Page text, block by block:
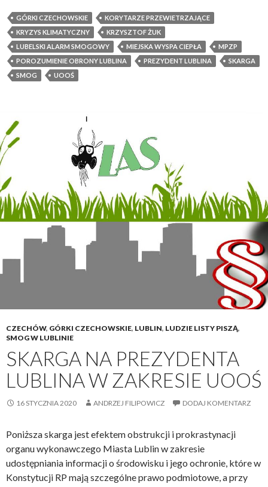
3
7
0
z
g
n
s
t
o
r
e
m
i
ę
t
z
z
r
a
j
Ż
ł
n
i
e
GÓRKI CZECHOWSKIE
KORYTARZE PRZEWIETRZAJĄCE
KRYZYS KLIMATYCZNY
KRZYSZTOF ŻUK
LUBELSKI ALARM SMOGOWY
MIEJSKA WYSPA CIEPŁA
MPZP
POROZUMIENIE OBRONY LUBLINA
PREZYDENT LUBLINA
SKARGA
SMOG
UOOŚ
CZECHÓW, GÓRKI CZECHOWSKIE, LUBLIN, LUDZIE LISTY PISZĄ,
SMOG W LUBLINIE
SKARGA NA PREZYDENTA
LUBLINA W ZAKRESIE UOOŚ
16 STYCZNIA 2020 ANDRZEJ FILIPOWICZ DODAJ KOMENTARZ
Poniższa skarga jest efektem obstrukcji i prokrastynacji
organu wykonawczego Miasta Lublin w zakresie
udostępniania informacji o środowisku i jego ochronie, które w
Konstytucji RP mają szczególne prawo podmiotowe, a przy